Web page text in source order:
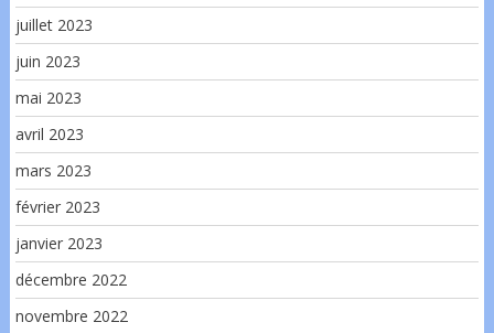
juillet 2023
juin 2023
mai 2023
avril 2023
mars 2023
février 2023
janvier 2023
décembre 2022
novembre 2022